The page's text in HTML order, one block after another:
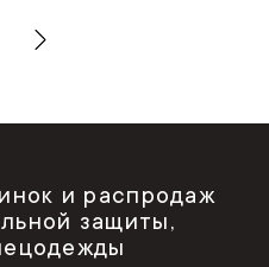
и распродаж
защиты,